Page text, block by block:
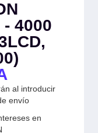
4000
al introducir
envío
en